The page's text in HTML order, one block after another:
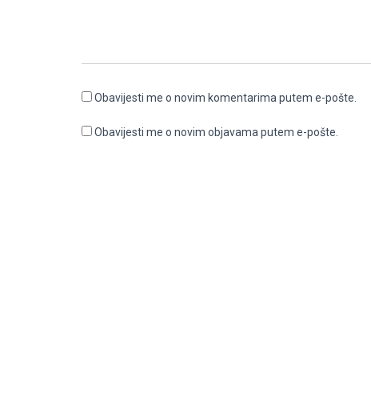
Obavijesti me o novim komentarima putem e-pošte.
Obavijesti me o novim objavama putem e-pošte.